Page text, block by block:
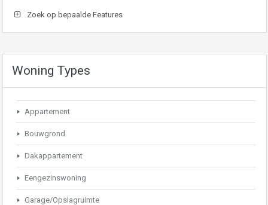
Zoek op bepaalde Features
Woning Types
Appartement
Bouwgrond
Dakappartement
Eengezinswoning
Garage/Opslagruimte